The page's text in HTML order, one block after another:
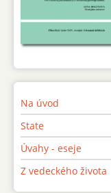
Na úvod
State
Úvahy - eseje
Z vedeckého života